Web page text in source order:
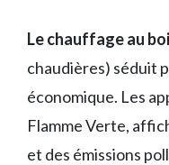
Le chauffage au
chaudières) séduit
économique. Les
Flamme Verte,
et des émissions